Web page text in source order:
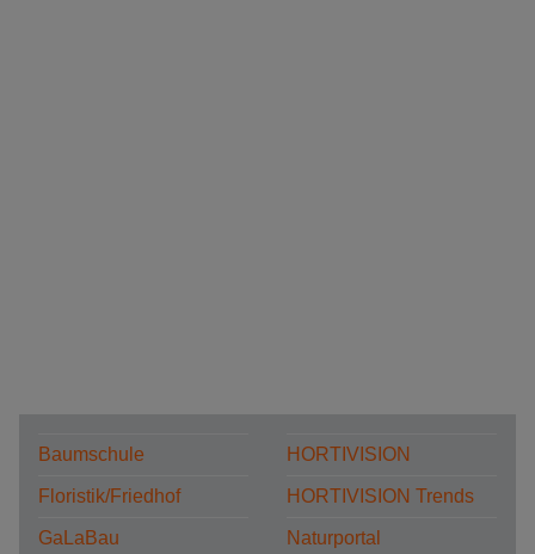
Baumschule
Floristik/Friedhof
GaLaBau
HORTIVISION
HORTIVISION Trends
Naturportal